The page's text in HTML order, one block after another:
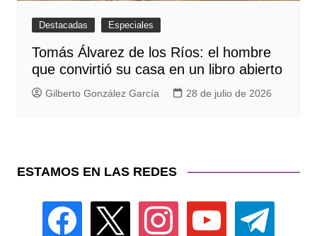
Destacadas Especiales
Tomás Álvarez de los Ríos: el hombre
que convirtió su casa en un libro abierto
Gilberto González García 28 de julio de 2026
ESTAMOS EN LAS REDES
facebook instagram youtube telegram